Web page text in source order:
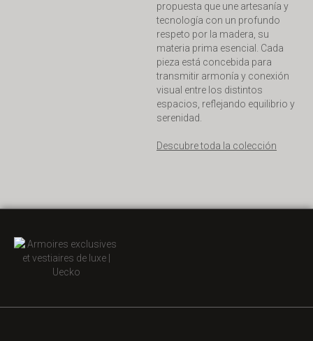
propuesta que une artesanía y
tecnología con un profundo
respeto por la madera, su
materia prima esencial. Cada
pieza está concebida para
transmitir armonía y conexión
visual entre los distintos
espacios, reflejando equilibrio y
serenidad.
Descubre toda la colección